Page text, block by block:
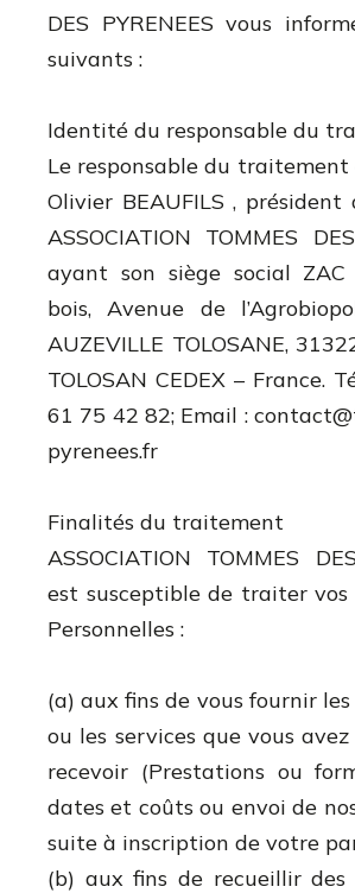
DES PYRENEES vous
suivants :
Identité du responsable du
Le responsable du traitement
Olivier BEAUFILS ,
ASSOCIATION TOMMES
ayant son siège social
bois, Avenue de
AUZEVILLE TOLOSANE,
TOLOSAN CEDEX – France.
61 75 42 82; Email :
pyrenees.fr
Finalités du traitement
ASSOCIATION TOMMES
est susceptible de traiter vos
Personnelles :
(a) aux fins de vous fournir
ou les services que vous
recevoir (Prestations ou
dates et coûts ou envoi de
suite à inscription de votre
(b) aux fins de recueillir des